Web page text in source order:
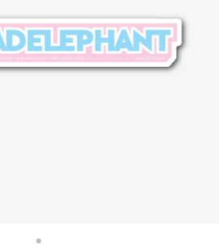
Verkoop overal
Verkoop alles